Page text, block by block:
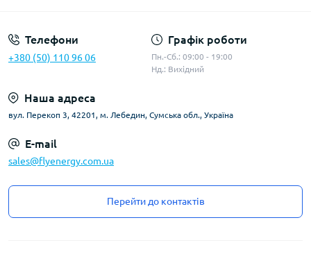
Телефони
+380 (50) 110 96 06
Графік роботи
Пн.-Сб.: 09:00 - 19:00
Нд.: Вихідний
Наша адреса
вул. Перекоп 3, 42201, м. Лебедин, Сумська обл., Україна
E-mail
sales@flyenergy.com.ua
Перейти до контактів